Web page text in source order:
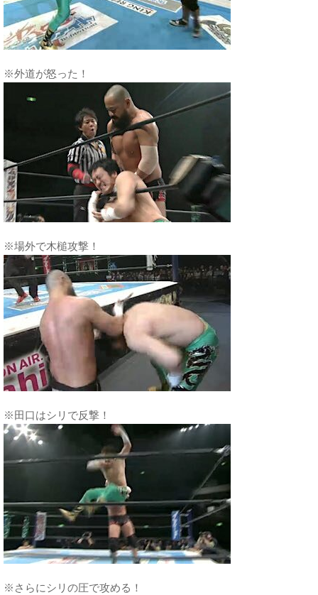
※外道が怒った！
※場外で木槌攻撃！
※田口はシリで反撃！
※さらにシリの圧で攻める！